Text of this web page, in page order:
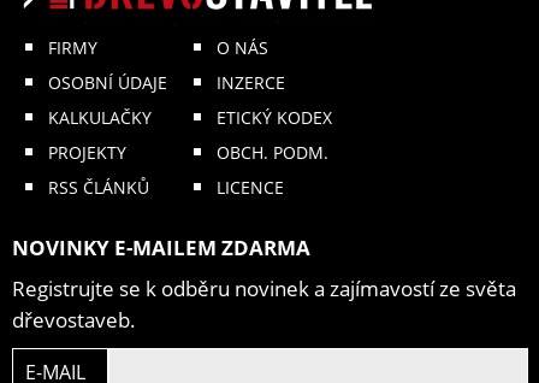
FIRMY
OSOBNÍ ÚDAJE
KALKULAČKY
PROJEKTY
RSS ČLÁNKŮ
O NÁS
INZERCE
ETICKÝ KODEX
OBCH. PODM.
LICENCE
NOVINKY E-MAILEM ZDARMA
Registrujte se k odběru novinek a zajímavostí ze světa
dřevostaveb.
E-MAIL